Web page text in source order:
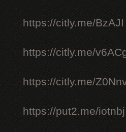
https://citly.me/BzAJI
https://citly.me/
https://citly.me/
https://put2.me/iotnbj